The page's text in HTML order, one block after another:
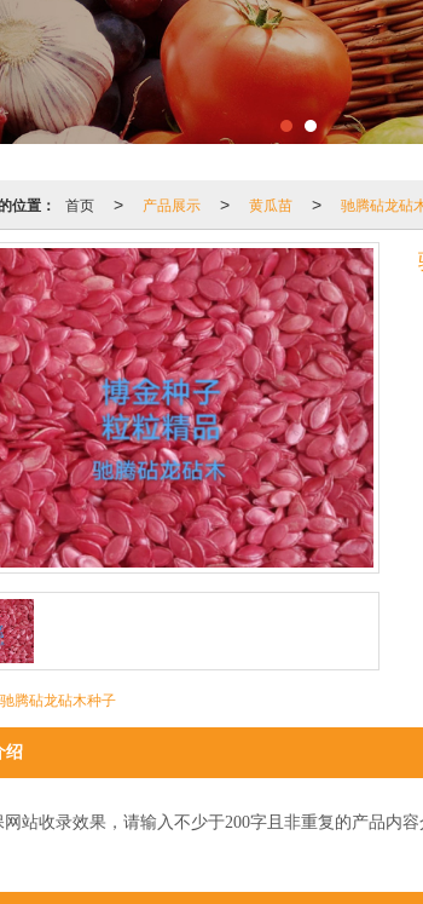
位置： 首页 > 产品展示 > 黄瓜苗 > 驰腾砧龙砧
驰腾砧龙砧木种子
绍
网站收录效果，请输入不少于200字且非重复的产品内容